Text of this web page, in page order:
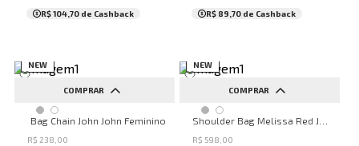
R$ 104,70 de Cashback R$ 89,70 de Cashback
NEW
COMPRAR
UN
Bag Chain John John Feminino
R$ 238 00
NEW
COMPRAR
UN
R$ 598 00